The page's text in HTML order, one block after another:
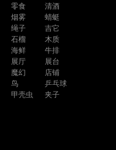
零食
清酒
烟雾
蜻蜓
绳子
吉它
石榴
木质
海鲜
牛排
展厅
展台
魔幻
店铺
鸟
乒乓球
甲壳虫
夹子